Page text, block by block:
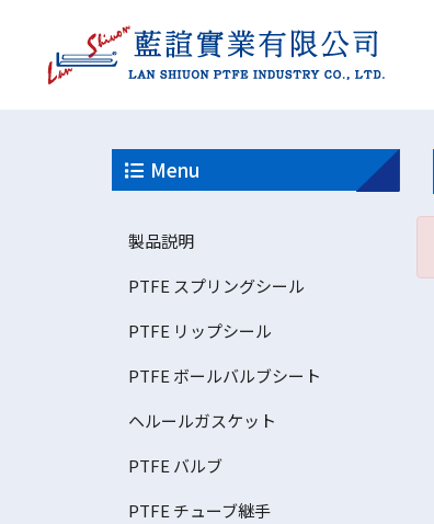
Menu
製品説明
PTFE スプリングシール
PTFE リップシール
PTFE ボールバルブシート
ヘルールガスケット
PTFE バルブ
PTFE チューブ継手